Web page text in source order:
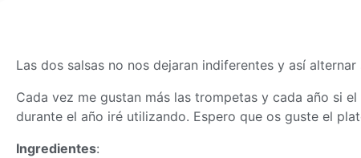
Las dos salsas no nos dejaran indiferentes y así alternar
Cada vez me gustan más las trompetas y cada año si
durante el año iré utilizando. Espero que os guste el
Ingredientes: